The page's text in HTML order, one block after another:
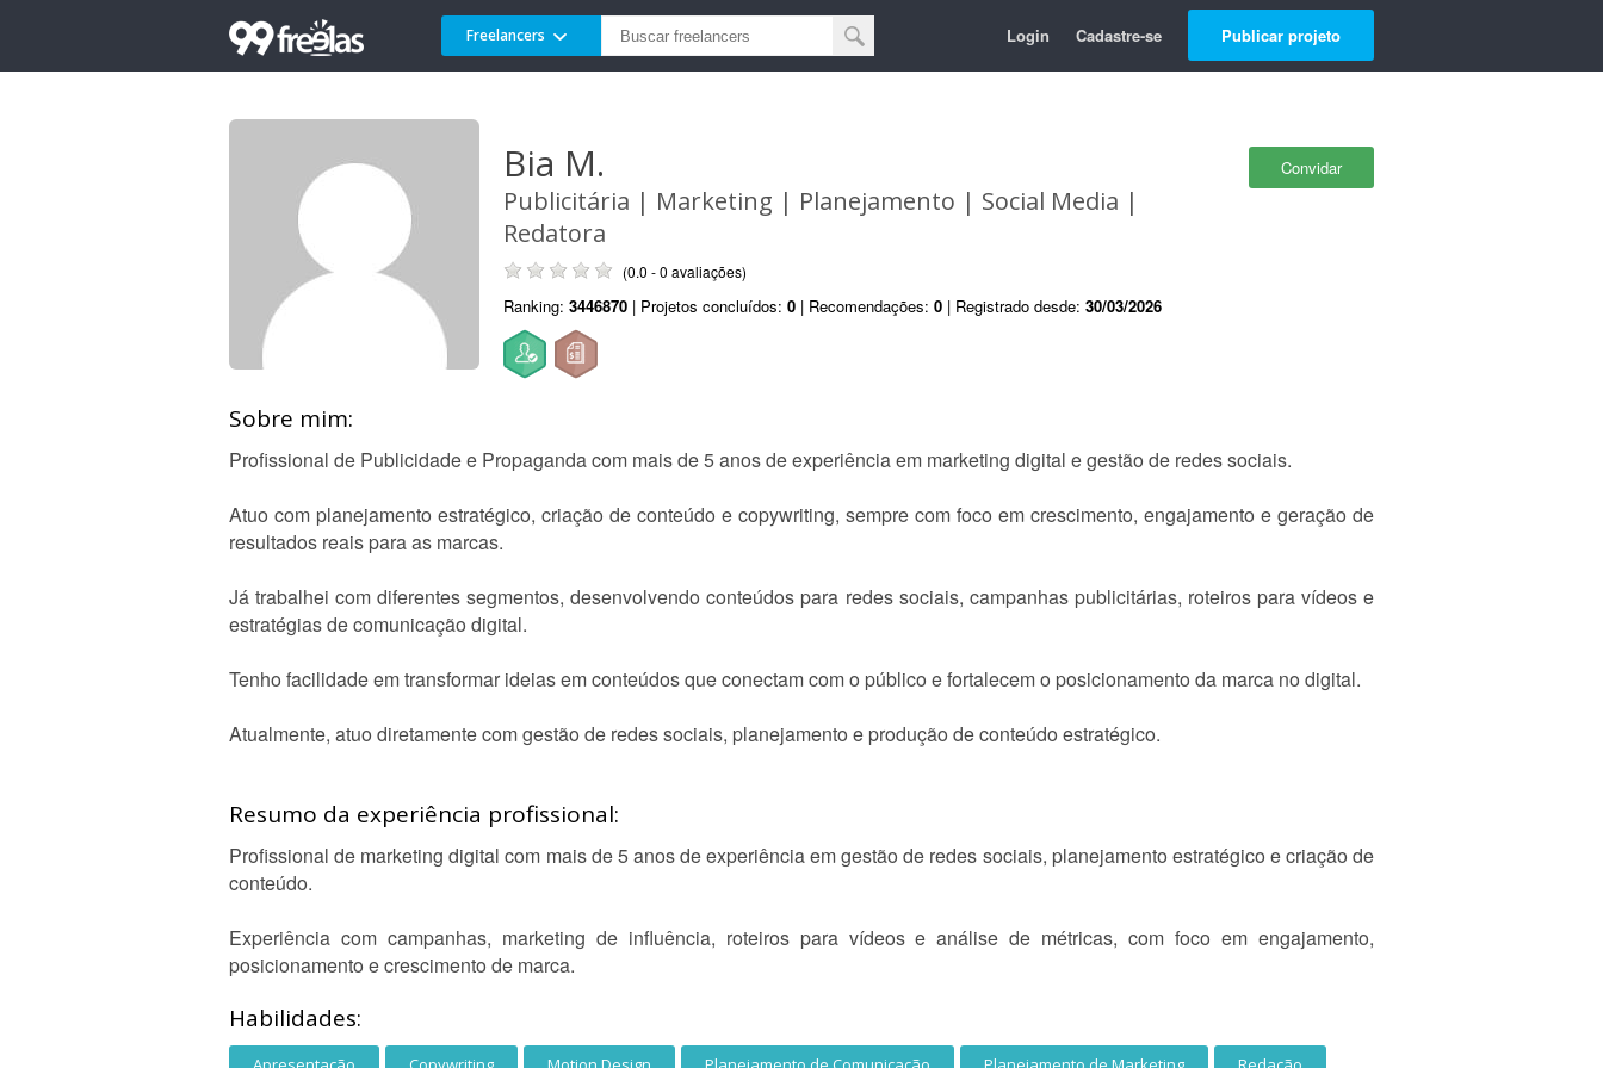
Freelancers Login Cadastre-se Publicar projeto
Convidar
Bia M.
Publicitária | Marketing | Planejamento | Social Media |
Redatora
(0.0 - 0 avaliações)
Ranking: 3446870 | Projetos concluídos: 0 | Recomendações: 0 | Registrado desde: 30/03/2026
Sobre mim:
Profissional de Publicidade e Propaganda com mais de 5 anos de experiência em marketing digital e gestão de redes sociais.
Atuo com planejamento estratégico, criação de conteúdo e copywriting, sempre com foco em crescimento, engajamento e geração de
resultados reais para as marcas.
Já trabalhei com diferentes segmentos, desenvolvendo conteúdos para redes sociais, campanhas publicitárias, roteiros para vídeos e
estratégias de comunicação digital.
Tenho facilidade em transformar ideias em conteúdos que conectam com o público e fortalecem o posicionamento da marca no digital.
Atualmente, atuo diretamente com gestão de redes sociais, planejamento e produção de conteúdo estratégico.
Resumo da experiência profissional:
Profissional de marketing digital com mais de 5 anos de experiência em gestão de redes sociais, planejamento estratégico e criação de
conteúdo.
Experiência com campanhas, marketing de influência, roteiros para vídeos e análise de métricas, com foco em engajamento,
posicionamento e crescimento de marca.
Habilidades: